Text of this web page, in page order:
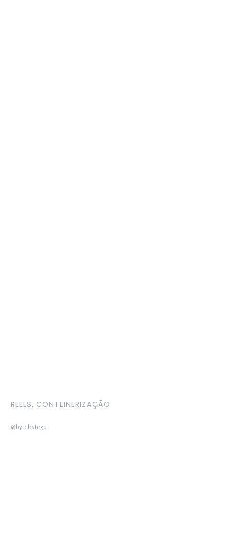
REELS, CONTEINERIZAÇÃO
@bytebytego